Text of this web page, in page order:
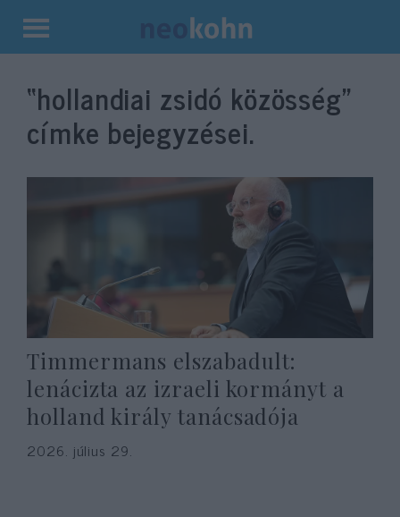
Kilépés
tartalomba
“hollandiai zsidó közösség”
címke bejegyzései.
Timmermans elszabadult:
lenácizta az izraeli kormányt a
holland király tanácsadója
2026. július 29.